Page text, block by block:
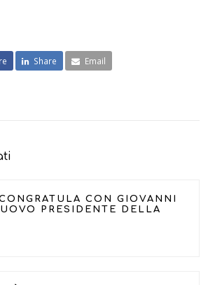
Share Email
CON GIOVANNI
PRESIDENTE DELLA